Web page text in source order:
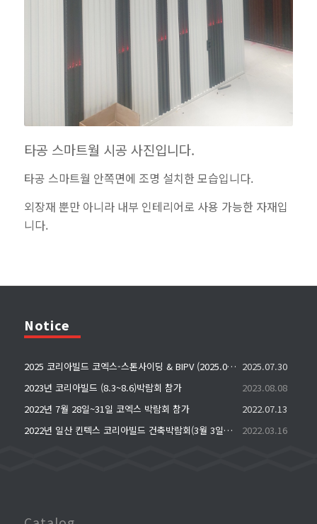
타공 스마트월 시공 사진입니다.
타공 스마트월 안쪽면에 조명 설치한 모습입니다.
외장재 뿐만 아니라 내부 인테리어로 사용 가능한 자재입
니다.
Notice
2025 코리아빌드 코엑스-스톤사이딩 & BIPV (2025.07.30 ~ 2025.08.02) 2025.07.30
2023년 코리아빌드 (8.3~8.6)박람회 참가
2023.08.08
2022년 7월 28일~31일 코엑스 박람회 참가
2022.07.13
2022년 일산 킨텍스 코리아빌드 건축박람회(3월 3일~6일)
2022.03.16